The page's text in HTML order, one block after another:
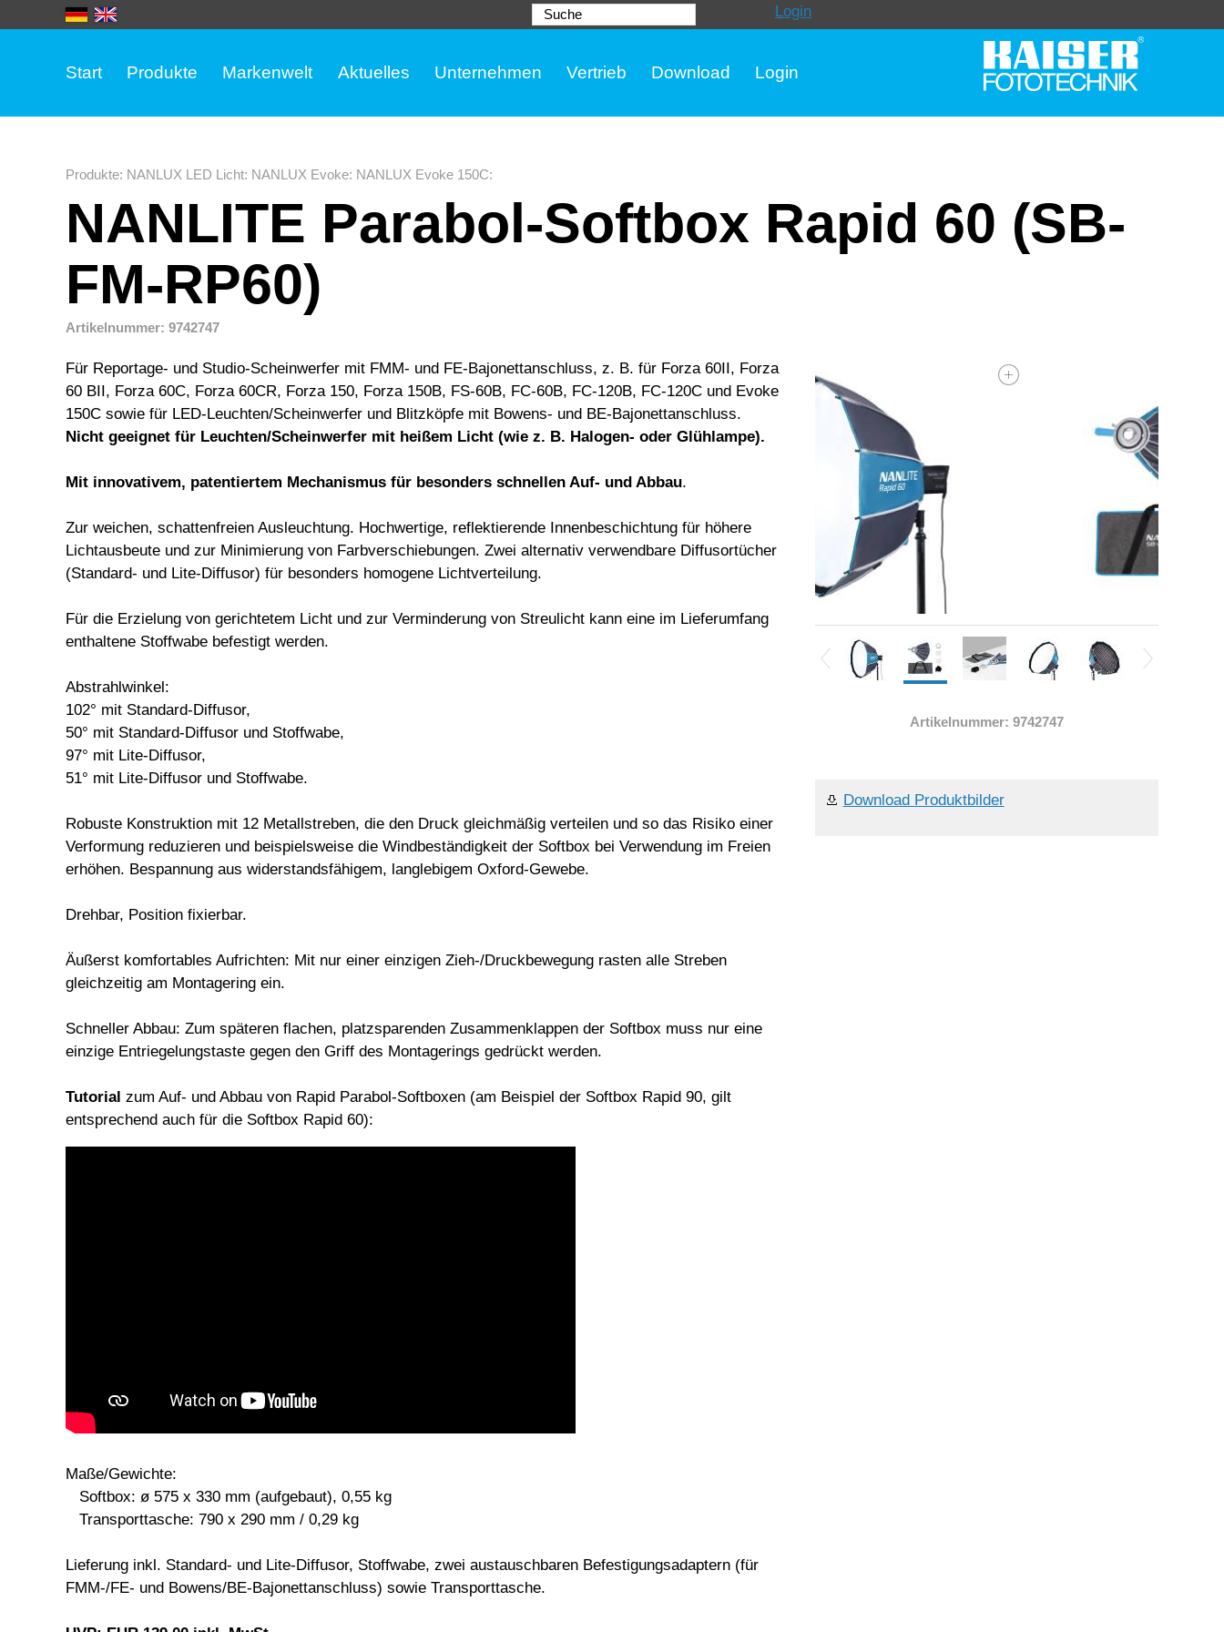
Suche Login
Start Produkte Markenwelt Aktuelles Unternehmen Vertrieb Download Login
Produkte: NANLUX LED Licht: NANLUX Evoke: NANLUX Evoke 150C:
NANLITE Parabol-Softbox Rapid 60 (SB-
FM-RP60)
Artikelnummer: 9742747
Für Reportage- und Studio-Scheinwerfer mit FMM- und FE-Bajonettanschluss, z. B. für Forza 60II, Forza
60 BII, Forza 60C, Forza 60CR, Forza 150, Forza 150B, FS-60B, FC-60B, FC-120B, FC-120C und Evoke
150C sowie für LED-Leuchten/Scheinwerfer und Blitzköpfe mit Bowens- und BE-Bajonettanschluss.
Nicht geeignet für Leuchten/Scheinwerfer mit heißem Licht (wie z. B. Halogen- oder Glühlampe).
Mit innovativem, patentiertem Mechanismus für besonders schnellen Auf- und Abbau.
Zur weichen, schattenfreien Ausleuchtung. Hochwertige, reflektierende Innenbeschichtung für höhere
Lichtausbeute und zur Minimierung von Farbverschiebungen. Zwei alternativ verwendbare Diffusortücher
(Standard- und Lite-Diffusor) für besonders homogene Lichtverteilung.
Für die Erzielung von gerichtetem Licht und zur Verminderung von Streulicht kann eine im Lieferumfang
enthaltene Stoffwabe befestigt werden.
Abstrahlwinkel:
102° mit Standard-Diffusor,
50° mit Standard-Diffusor und Stoffwabe,
97° mit Lite-Diffusor,
51° mit Lite-Diffusor und Stoffwabe.
Robuste Konstruktion mit 12 Metallstreben, die den Druck gleichmäßig verteilen und so das Risiko einer
Verformung reduzieren und beispielsweise die Windbeständigkeit der Softbox bei Verwendung im Freien
erhöhen. Bespannung aus widerstandsfähigem, langlebigem Oxford-Gewebe.
Drehbar, Position fixierbar.
Äußerst komfortables Aufrichten: Mit nur einer einzigen Zieh-/Druckbewegung rasten alle Streben
gleichzeitig am Montagering ein.
Schneller Abbau: Zum späteren flachen, platzsparenden Zusammenklappen der Softbox muss nur eine
einzige Entriegelungstaste gegen den Griff des Montagerings gedrückt werden.
Tutorial zum Auf- und Abbau von Rapid Parabol-Softboxen (am Beispiel der Softbox Rapid 90, gilt
entsprechend auch für die Softbox Rapid 60):
Maße/Gewichte:
Softbox: ø 575 x 330 mm (aufgebaut), 0,55 kg
Transporttasche: 790 x 290 mm / 0,29 kg
Lieferung inkl. Standard- und Lite-Diffusor, Stoffwabe, zwei austauschbaren Befestigungsadaptern (für
FMM-/FE- und Bowens/BE-Bajonettanschluss) sowie Transporttasche.
Artikelnummer: 9742747
Download Produktbilder